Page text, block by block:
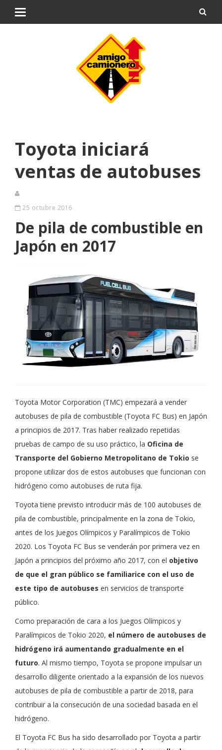
Toyota iniciará
ventas de autobuses
25 octubre 2016
De pila de combustible en
Japón en 2017
Toyota Motor Corporation (TMC) empezará a vender
autobuses de pila de combustible (Toyota FC Bus) en Japón
a principios de 2017. Tras haber realizado repetidas
pruebas de campo de su uso práctico, la Oficina de
Transporte del Gobierno Metropolitano de Tokio se
propone utilizar dos de estos autobuses que funcionan con
hidrógeno como autobuses de ruta fija.
Toyota tiene previsto introducir más de 100 autobuses de
pila de combustible, principalmente en la zona de Tokio,
antes de los Juegos Olímpicos y Paralímpicos de Tokio
2020. Los Toyota FC Bus se venderán por primera vez en
Japón a principios del próximo año 2017, con el objetivo
de que el gran público se familiarice con el uso de
este tipo de autobuses en servicios de transporte
público.
Como preparación de cara a los Juegos Olímpicos y
Paralímpicos de Tokio 2020, el número de autobuses de
hidrógeno irá aumentando gradualmente en el
futuro. Al mismo tiempo, Toyota se propone impulsar un
desarrollo diligente orientado a la expansión de los nuevos
autobuses de pila de combustible a partir de 2018, para
contribuir a la consecución de una sociedad basada en el
hidrógeno.
El Toyota FC Bus ha sido desarrollado por Toyota a partir